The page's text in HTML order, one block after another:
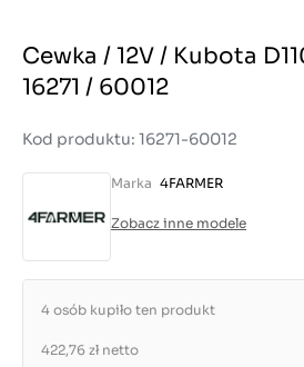
Cewka / 12V / Kubota
16271 / 60012
Kod produktu: 16271-60012
Marka 4FARMER
Zobacz inne modele
4 osób kupiło ten produkt
422,76 zł netto